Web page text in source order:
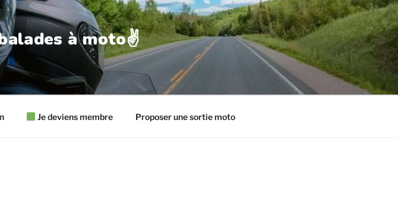
à moto✌️
Je deviens membre Proposer une sortie moto